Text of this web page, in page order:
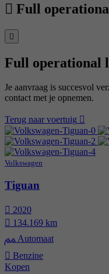
Full
Full operational
Je aanvraag is succesvol
contact met je opnemen.
Terug naar voertuig
Volkswagen
Tiguan
2020
134.169 km
Automaat
Benzine
Kopen